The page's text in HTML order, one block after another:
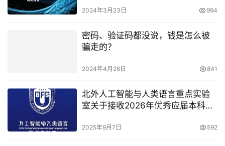
2024年3月23日 994
密码、验证码都没说，钱是怎么被
骗走的？
2024年4月26日 841
北外人工智能与人类语言重点实验
室关于接收2026年优秀应届本科毕
生的工作办法
2025年9月7日 592